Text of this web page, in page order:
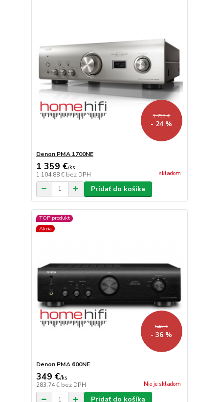
1 799 €
- 24 %
Denon PMA 1700NE
1 359 €/ks
1 104,88 € bez DPH skladom
Pridať do košíka
TOP produkt
Akcia
549 €
- 36 %
Denon PMA 600NE
349 €/ks
283,74 € bez DPH Nie je skladom
Pridať do košíka